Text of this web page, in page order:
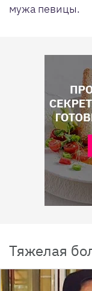
мужа певицы.
Тяжелая